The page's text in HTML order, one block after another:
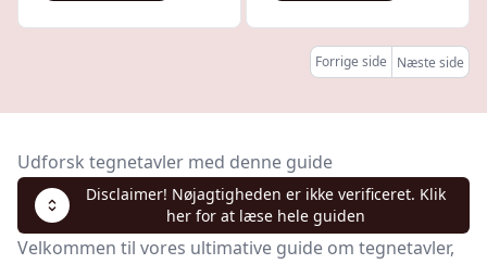
Forrige side Næste side
Udforsk tegnetavler med denne guide
Disclaimer! Nøjagtigheden er ikke verificeret. Klik
her for at læse hele guiden
Velkommen til vores ultimative guide om tegnetavler,